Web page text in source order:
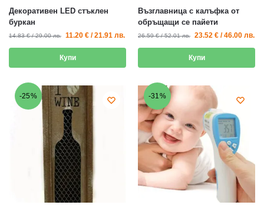
Декоративен LED стъклен
буркан
14.83€ /29.00лв. 11.20 € /21.91 лв.
Купи
Възглавница с калъфка от
обръщащи се пайети
26.59€ /52.01лв. 23.52 € /46.00 лв.
Купи
-25% -31%